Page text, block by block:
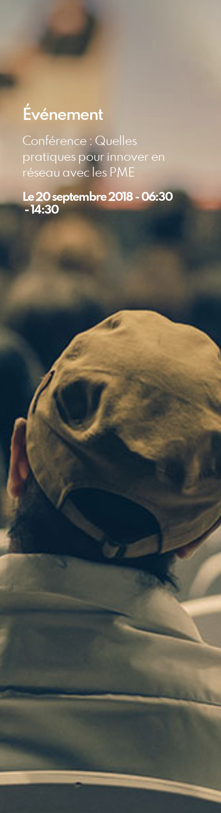
Événement
Conférence : Quelles
pratiques pour innover en
réseau avec les PME
Le20 septembre 2018-06:30
-14:30